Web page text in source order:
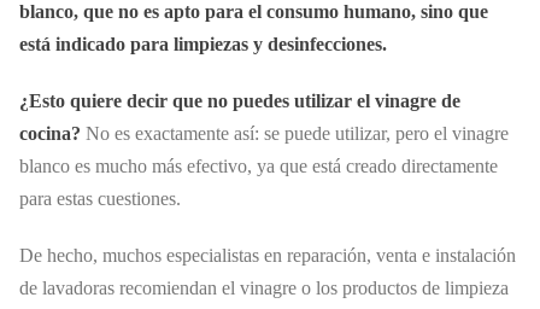
blanco, que no es apto para el consumo humano, sino que
está indicado para limpiezas y desinfecciones.
¿Esto quiere decir que no puedes utilizar el vinagre de
cocina? No es exactamente así: se puede utilizar, pero el vinagre
blanco es mucho más efectivo, ya que está creado directamente
para estas cuestiones.
De hecho, muchos especialistas en reparación, venta e instalación
de lavadoras recomiendan el vinagre o los productos de limpieza